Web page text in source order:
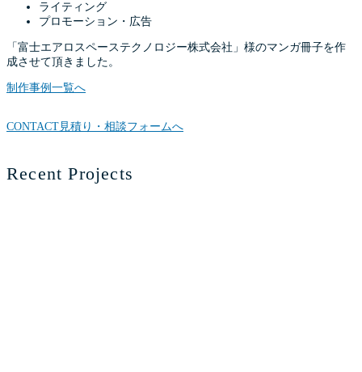
ライティング
プロモーション・広告
「富士エアロスペーステクノロジー株式会社」様のマンガ冊子を作
成させて頂きました。
制作事例一覧へ
CONTACT 見積り・相談フォームへ
Recent Projects